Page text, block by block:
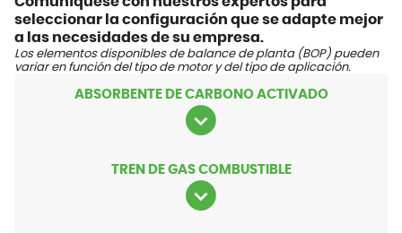
seleccionar la configuración que se adapte mejor
a las necesidades de su empresa.
Los elementos disponibles de balance de planta (BOP) pueden
variar en función del tipo de motor y del tipo de aplicación.
ABSORBENTE DE CARBONO ACTIVADO
TREN DE GAS COMBUSTIBLE